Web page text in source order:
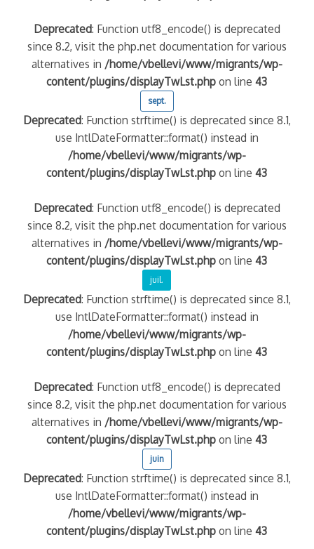
Deprecated: Function utf8_encode() is deprecated
since 8.2, visit the php.net documentation for various
alternatives in /home/vbellevi/www/migrants/wp-
content/plugins/displayTwLst.php on line43
sept.
Deprecated: Function strftime() is deprecated since 8.1,
use IntlDateFormatter::format() instead in
/home/vbellevi/www/migrants/wp-
content/plugins/displayTwLst.php on line43
Deprecated: Function utf8_encode() is deprecated
since 8.2, visit the php.net documentation for various
alternatives in /home/vbellevi/www/migrants/wp-
content/plugins/displayTwLst.php on line43
juil.
Deprecated: Function strftime() is deprecated since 8.1,
use IntlDateFormatter::format() instead in
/home/vbellevi/www/migrants/wp-
content/plugins/displayTwLst.php on line43
Deprecated: Function utf8_encode() is deprecated
since 8.2, visit the php.net documentation for various
alternatives in /home/vbellevi/www/migrants/wp-
content/plugins/displayTwLst.php on line43
juin
Deprecated: Function strftime() is deprecated since 8.1,
use IntlDateFormatter::format() instead in
/home/vbellevi/www/migrants/wp-
content/plugins/displayTwLst.php on line43